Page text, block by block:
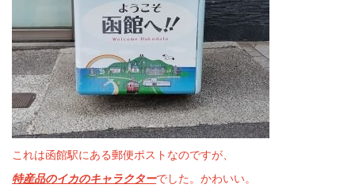
これは函館駅にある郵便ポストなのですが、
特産品のイカのキャラクターでした。かわいい。